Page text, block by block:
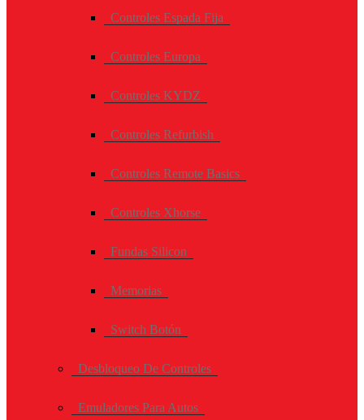
Controles Espada Fija
Controles Europa
Controles KYDZ
Controles Refurbish
Controles Remote Basics
Controles Xhorse
Fundas Silicon
Memorias
Switch Botón
Desbloqueo De Controles
Emuladores Para Autos